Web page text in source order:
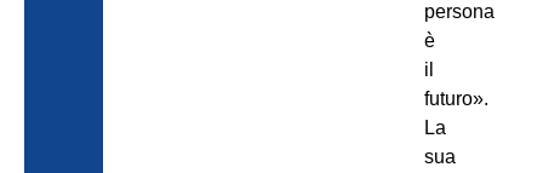
persona
è
il
futuro».
La
sua